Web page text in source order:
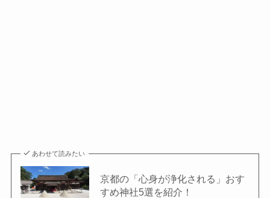
あわせて読みたい
京都の「心身が浄化される」おす
すめ神社5選を紹介！